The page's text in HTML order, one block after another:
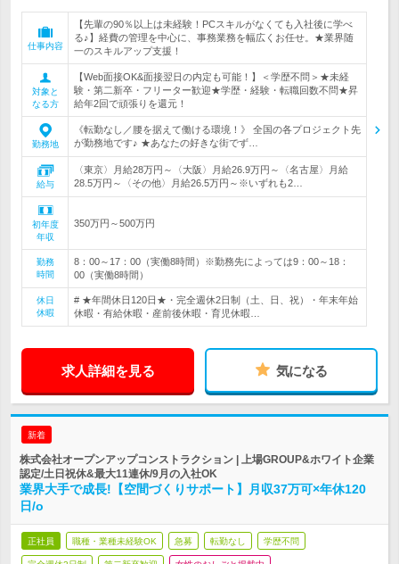
仕事内容
【先輩の90％以上は未経験！PCスキルがなくても入社後に学べ
る♪】経費の管理を中心に、事務業務を幅広くお任せ。★業界随
一のスキルアップ支援！
対象と
なる方
【Web面接OK&面接翌日の内定も可能！】＜学歴不問＞★未経
験・第二新卒・フリーター歓迎★学歴・経験・転職回数不問★昇
給年2回で頑張りを還元！
勤務地
《転勤なし／腰を据えて働ける環境！》 全国の各プロジェクト先
が勤務地です♪ ★あなたの好きな街でず…
給与
〈東京〉月給28万円～〈大阪〉月給26.9万円～〈名古屋〉月給
28.5万円～〈その他〉月給26.5万円～※いずれも2…
初年度
年収
350万円～500万円
勤務
時間
8：00～17：00（実働8時間）※勤務先によっては9：00～18：
00（実働8時間）
休日
休暇
# ★年間休日120日★・完全週休2日制（土、日、祝）・年末年始
休暇・有給休暇・産前後休暇・育児休暇…
求人詳細を見る 気になる
新着
株式会社オープンアップコンストラクション | 上場GROUP&ホワイト企業
認定/土日祝休&最大11連休/9月の入社OK
業界大手で成長!【空間づくりサポート】月収37万可×年休120
日/o
正社員 職種・業種未経験OK 急募 転勤なし 学歴不問